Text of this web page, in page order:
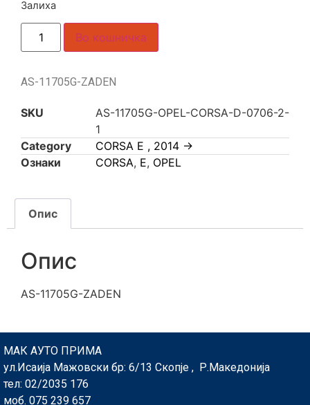
Залиха
Во кошничка
AS-11705G-ZADEN
SKU
AS-11705G-OPEL-CORSA-D-0706-2-
1
Category
CORSA E , 2014 ->
Ознаки
CORSA, E, OPEL
Опис
Опис
AS-11705G-ZADEN
МАК АУТО ПРИМА
ул.Исаија Мажовски бр: 6/13 Скопје , Р.Македонија
тел: 02/2035 176
моб. 075 239 657